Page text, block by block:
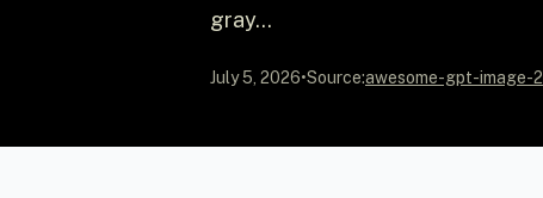
gray...
July 5, 2026•Source:awesome-gpt-image-2